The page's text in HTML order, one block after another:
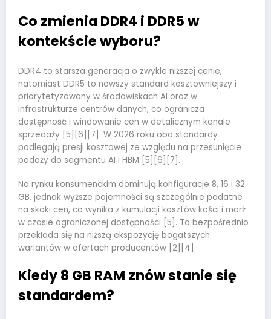
Co zmienia DDR4 i DDR5 w
kontekście wyboru?
DDR4 to starsza generacja o zwykle niższej cenie,
natomiast DDR5 to nowszy standard kosztowniejszy i
priorytetyzowany w środowiskach AI oraz w
infrastrukturze centrów danych, co ogranicza
dostępność i windowanie cen w detalicznym kanale
sprzedaży [5][6][7]. W 2026 roku oba standardy
podlegają presji kosztowej ze względu na przesunięcie
podaży do segmentu AI i HBM [5][6][7].
Na rynku konsumenckim dominują konfiguracje 8, 16 i 32
GB, jednak wyższe pojemności są szczególnie podatne
na skoki cen, co wynika z kumulacji kosztów kości i marż
w czasie ograniczonej dostępności [5]. To bezpośrednio
przekłada się na niższą ekspozycję bogatszych
wariantów w ofertach producentów [2][4].
Kiedy 8 GB RAM znów stanie się
standardem?